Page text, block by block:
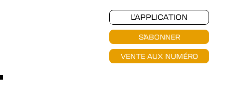
L'APPLICATION
S'ABONNER
VENTE AUX NUMÉRO